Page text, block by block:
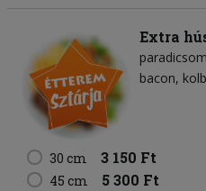
Extra
bacon
30 cm 3 150 Ft
45 cm 5 300 Ft